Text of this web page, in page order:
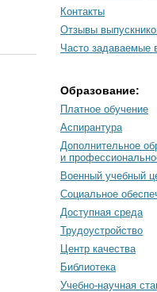
Контакты
Отзывы
Часто задаваемые
Образование:
Платное обучение
Аспирантура
Дополнительное
и
Военный учебный
Социальное
Доступная среда
Трудоустройство
Центр качества
Библиотека
Учебно-научная